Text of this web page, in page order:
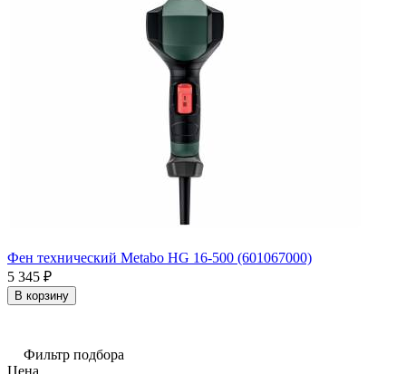
Фен технический Metabo HG 16-500 (601067000)
5 345 ₽
В корзину
Фильтр подбора
Цена